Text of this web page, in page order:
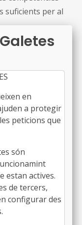
suficients per al
a la seu del
compartir
climàtic, el
la seguretat i la
a la sequera,
reduir els temps
normativa des
i
l'objectiu és
del país.
en
a protegir
peticions que
són
estan actives.
de tercers,
configurar des